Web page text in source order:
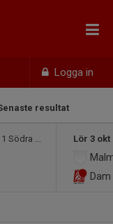
Logga in
resultat
Damer Lör 3 okt